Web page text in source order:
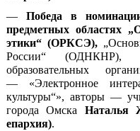
—Победа в
предметных областях
этики“ (ОРКСЭ),
России“ (ОДНКНР),
образовательных
— «Электронное
культуры“», авторы —
города Омска Наталья
епархия).